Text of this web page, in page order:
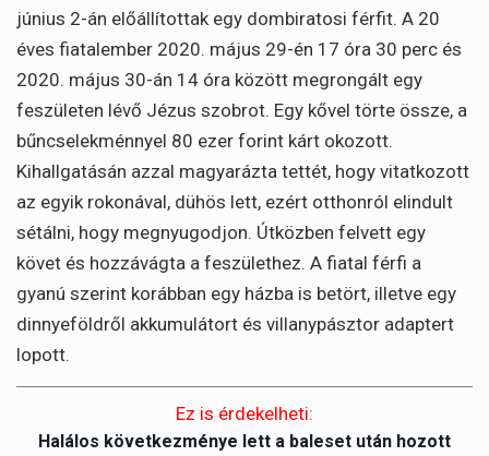
június 2-án előállítottak egy dombiratosi férfit. A 20
éves fiatalember 2020. május 29-én 17 óra 30 perc és
2020. május 30-án 14 óra között megrongált egy
feszületen lévő Jézus szobrot. Egy kővel törte össze, a
bűncselekménnyel 80 ezer forint kárt okozott.
Kihallgatásán azzal magyarázta tettét, hogy vitatkozott
az egyik rokonával, dühös lett, ezért otthonról elindult
sétálni, hogy megnyugodjon. Útközben felvett egy
követ és hozzávágta a feszülethez. A fiatal férfi a
gyanú szerint korábban egy házba is betört, illetve egy
dinnyeföldről akkumulátort és villanypásztor adaptert
lopott.
Ez is érdekelheti:
Halálos következménye lett a baleset után hozott